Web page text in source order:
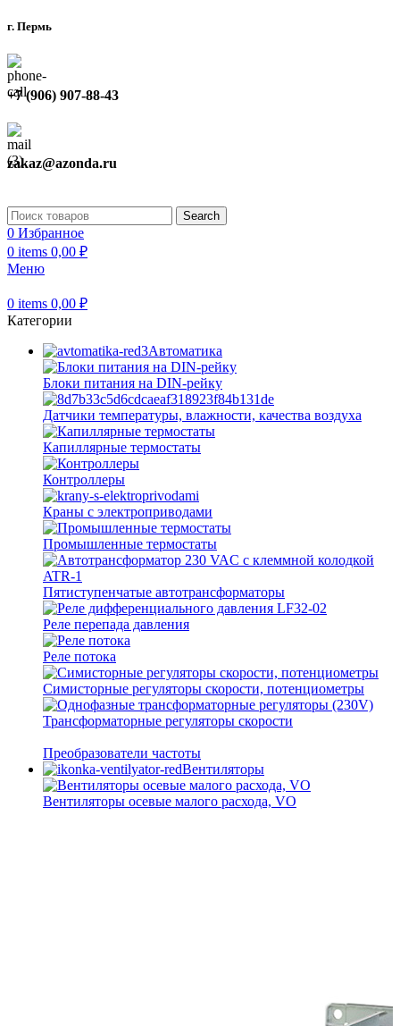
г. Пермь
+7 (906) 907-88-43
zakaz@azonda.ru
Search
0 Избранное
0 items 0,00 ₽
Меню
0 items 0,00 ₽
Категории
Автоматика
Блоки питания на DIN-рейку
Датчики температуры, влажности, качества воздуха
Капиллярные термостаты
Контроллеры
Краны с электроприводами
Промышленные термостаты
Пятиступенчатые автотрансформаторы
Реле перепада давления
Реле потока
Симисторные регуляторы скорости, потенциометры
Трансформаторные регуляторы скорости
Преобразователи частоты
Вентиляторы
Вентиляторы осевые малого расхода, VO